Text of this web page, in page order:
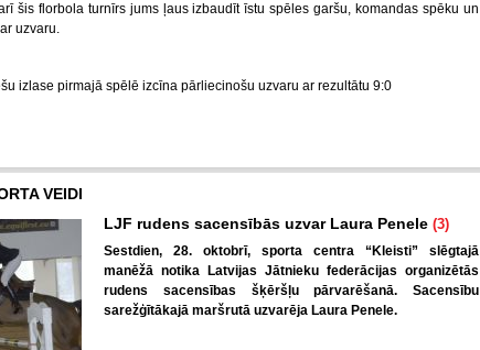
šis florbola turnīrs jums ļaus izbaudīt īstu spēles garšu, komandas spēku un
uzvaru.
izlase pirmajā spēlē izcīna pārliecinošu uzvaru ar rezultātu 9:0
VEIDI
LJF rudens sacensībās uzvar Laura Penele (3)
Sestdien, 28. oktobrī, sporta centra “Kleisti” slēgtajā
manēžā notika Latvijas Jātnieku federācijas organizētās
rudens sacensības šķēršļu pārvarēšanā. Sacensību
sarežģītākajā maršrutā uzvarēja Laura Penele.